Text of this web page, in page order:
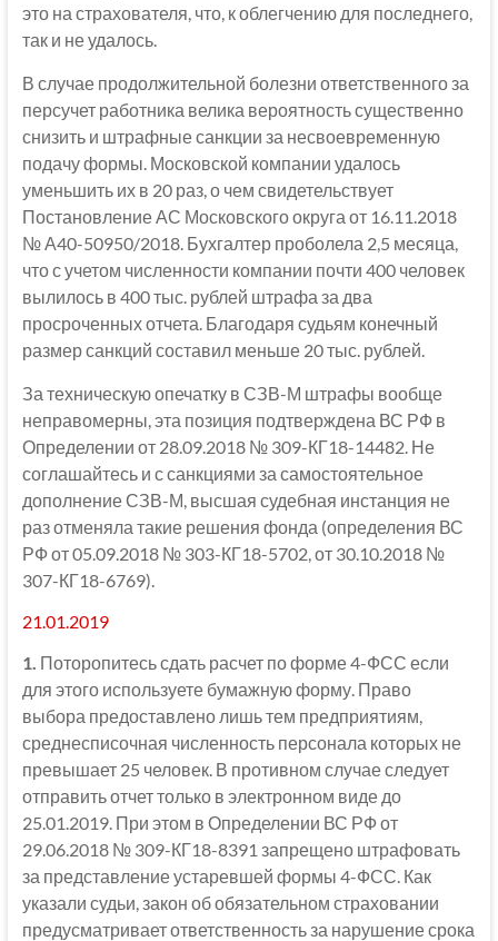
это на страхователя, что, к облегчению для последнего,
так и не удалось.
В случае продолжительной болезни ответственного за
персучет работника велика вероятность существенно
снизить и штрафные санкции за несвоевременную
подачу формы. Московской компании удалось
уменьшить их в 20 раз, о чем свидетельствует
Постановление АС Московского округа от 16.11.2018
№ А40-50950/2018. Бухгалтер проболела 2,5 месяца,
что с учетом численности компании почти 400 человек
вылилось в 400 тыс. рублей штрафа за два
просроченных отчета. Благодаря судьям конечный
размер санкций составил меньше 20 тыс. рублей.
За техническую опечатку в СЗВ-М штрафы вообще
неправомерны, эта позиция подтверждена ВС РФ в
Определении от 28.09.2018 № 309-КГ18-14482. Не
соглашайтесь и с санкциями за самостоятельное
дополнение СЗВ-М, высшая судебная инстанция не
раз отменяла такие решения фонда (определения ВС
РФ от 05.09.2018 № 303-КГ18-5702, от 30.10.2018 №
307-КГ18-6769).
21.01.2019
1. Поторопитесь сдать расчет по форме 4-ФСС если
для этого используете бумажную форму. Право
выбора предоставлено лишь тем предприятиям,
среднесписочная численность персонала которых не
превышает 25 человек. В противном случае следует
отправить отчет только в электронном виде до
25.01.2019. При этом в Определении ВС РФ от
29.06.2018 № 309-КГ18-8391 запрещено штрафовать
за представление устаревшей формы 4-ФСС. Как
указали судьи, закон об обязательном страховании
предусматривает ответственность за нарушение срока